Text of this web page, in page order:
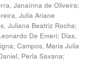
Janaínna de Oliveira;
Julia Ariane
Juliana Beatriz Rocha;
De Emeri; Dias,
; Campos, Maria Julia
Perla Savana;